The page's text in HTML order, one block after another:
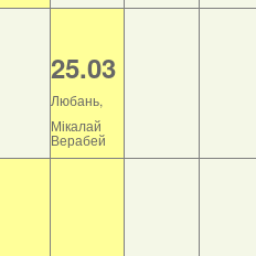
25.03
Любань,
Мікалай
Верабей